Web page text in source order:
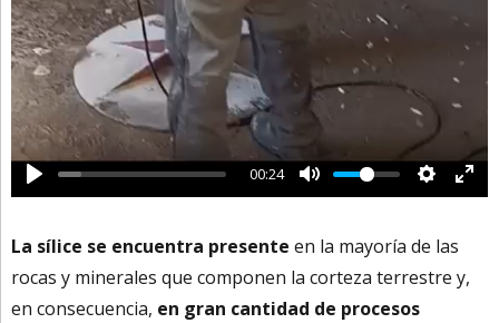
00:24
La sílice se encuentra presente en la mayoría de las
rocas y minerales que componen la corteza terrestre y,
en consecuencia, en gran cantidad de procesos